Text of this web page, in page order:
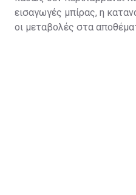
εισαγωγές μπίρας, η
οι μεταβολές στα